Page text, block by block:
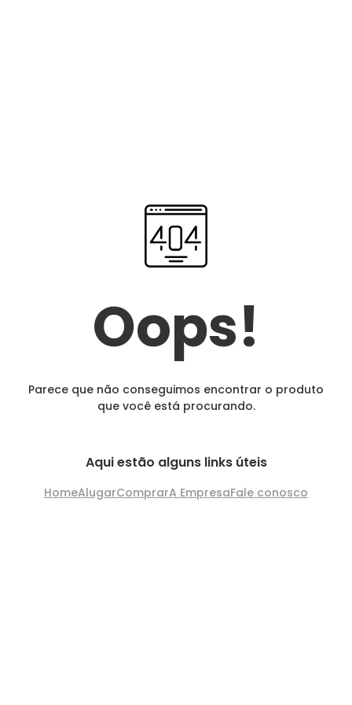
Oops!
Parece que não conseguimos encontrar o produto
que você está procurando.
Aqui estão alguns links úteis
HomeAlugarComprarA EmpresaFale conosco